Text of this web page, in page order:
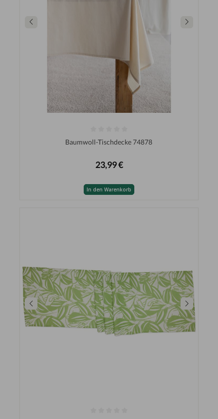
Baumwoll-Tischdecke 74878
23,99 €
In den Warenkorb